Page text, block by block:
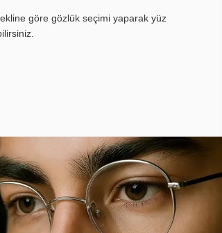
göre gözlük seçimi yaparak yüz